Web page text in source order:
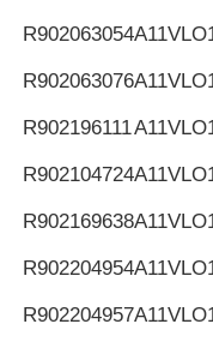
R902063054
R902063076
R902196111
R902104724
R902169638
R902204954
R902204957